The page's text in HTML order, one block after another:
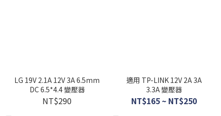
LG 19V 2.1A 12V 3A 6.5mm
DC 6.5*4.4 變壓器
NT$290
適用 TP-LINK 12V 2A 3A
3.3A 變壓器
NT$165 ~ NT$250